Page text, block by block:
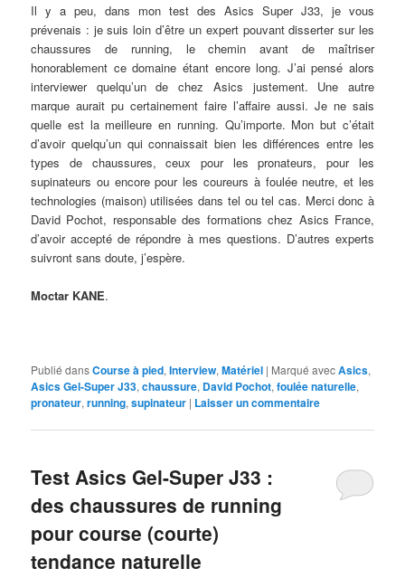
Il y a peu, dans mon test des Asics Super J33, je vous
prévenais : je suis loin d’être un expert pouvant disserter sur les
chaussures de running, le chemin avant de maîtriser
honorablement ce domaine étant encore long. J’ai pensé alors
interviewer quelqu’un de chez Asics justement. Une autre
marque aurait pu certainement faire l’affaire aussi. Je ne sais
quelle est la meilleure en running. Qu’importe. Mon but c’était
d’avoir quelqu’un qui connaissait bien les différences entre les
types de chaussures, ceux pour les pronateurs, pour les
supinateurs ou encore pour les coureurs à foulée neutre, et les
technologies (maison) utilisées dans tel ou tel cas. Merci donc à
David Pochot, responsable des formations chez Asics France,
d’avoir accepté de répondre à mes questions. D’autres experts
suivront sans doute, j’espère.
Moctar KANE.
Publié dansCourse à pied,Interview,Matériel | Marqué avecAsics,
Asics Gel-Super J33,chaussure, David Pochot,foulée naturelle,
pronateur,running,supinateur | Laisser un commentaire
Test Asics Gel-Super J33 :
des chaussures de running
pour course (courte)
tendance naturelle